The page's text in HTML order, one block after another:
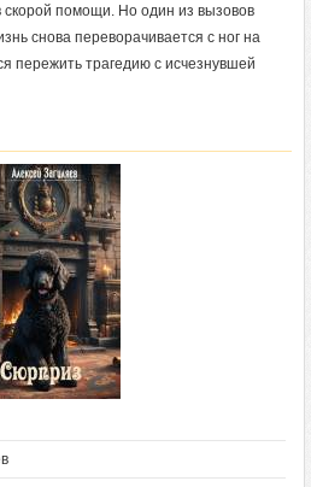
помощи. Но один из вызовов
снова переворачивается с ног на
пережить трагедию с исчезнувшей